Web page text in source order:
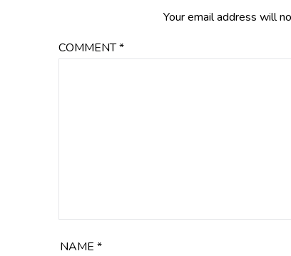
Your email address will
COMMENT*
NAME *